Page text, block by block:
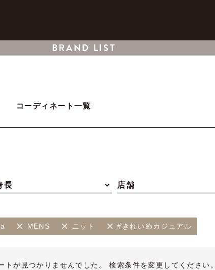
BRAND LIST
コーディネート一覧
長 店舗
MENS ニット #きれいめカジュアル
トが見つかりませんでした。 検索条件を変更してください。